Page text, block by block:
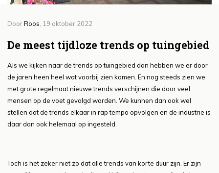
DoorRoos , 19 oktober 2022
De meest tijdloze trends op tuingebied
Als we kijken naar de trends op tuingebied dan hebben we er door
de jaren heen heel wat voorbij zien komen. En nog steeds zien we
met grote regelmaat nieuwe trends verschijnen die door veel
mensen op de voet gevolgd worden. We kunnen dan ook wel
stellen dat de trends elkaar in rap tempo opvolgen en de industrie is
daar dan ook helemaal op ingesteld.
Toch is het zeker niet zo dat alle trends van korte duur zijn. Er zijn